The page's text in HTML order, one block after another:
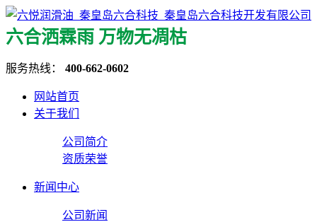
六合洒霖雨 万物无凋枯
服务热线： 400-662-0602
网站首页
关于我们
公司简介
资质荣誉
新闻中心
公司新闻